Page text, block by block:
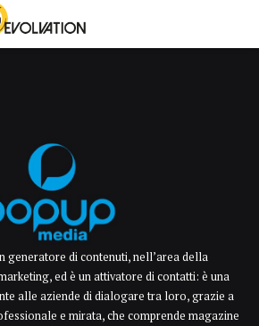
generatore di contenuti, nell’area della
ed è un attivatore di contatti: è una
alle aziende di dialogare tra loro, grazie a
e mirata, che comprende magazine